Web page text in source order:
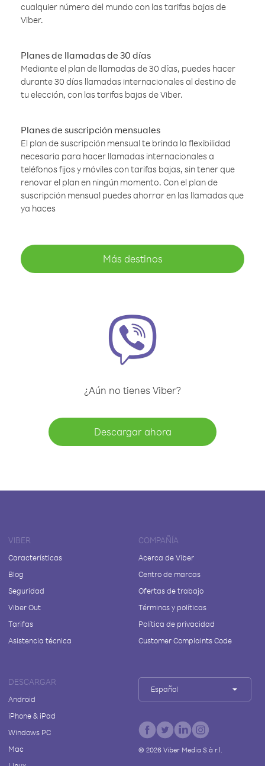
cualquier número del mundo con las tarifas bajas de
Viber.
Planes de llamadas de 30 días
Mediante el plan de llamadas de 30 días, puedes hacer
durante 30 días llamadas internacionales al destino de
tu elección, con las tarifas bajas de Viber.
Planes de suscripción mensuales
El plan de suscripción mensual te brinda la flexibilidad
necesaria para hacer llamadas internacionales a
teléfonos fijos y móviles con tarifas bajas, sin tener que
renovar el plan en ningún momento. Con el plan de
suscripción mensual puedes ahorrar en las llamadas que
ya haces
Más destinos
¿Aún no tienes Viber?
Descargar ahora
VIBER
Características
Blog
Seguridad
Viber Out
Tarifas
Asistencia técnica
COMPAÑÍA
Acerca de Viber
Centro de marcas
Ofertas de trabajo
Términos y políticas
Política de privacidad
Customer Complaints Code
DESCARGAR
Android
iPhone & iPad
Windows PC
Mac
Español
© 2026Viber Media S.à r.l.